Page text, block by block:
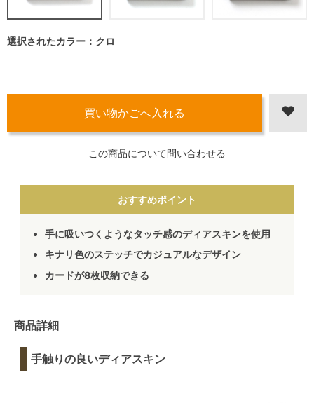
選択されたカラー：クロ
この商品について問い合わせる
おすすめポイント
手に吸いつくようなタッチ感のディアスキンを使用
キナリ色のステッチでカジュアルなデザイン
カードが8枚収納できる
商品詳細
手触りの良いディアスキン